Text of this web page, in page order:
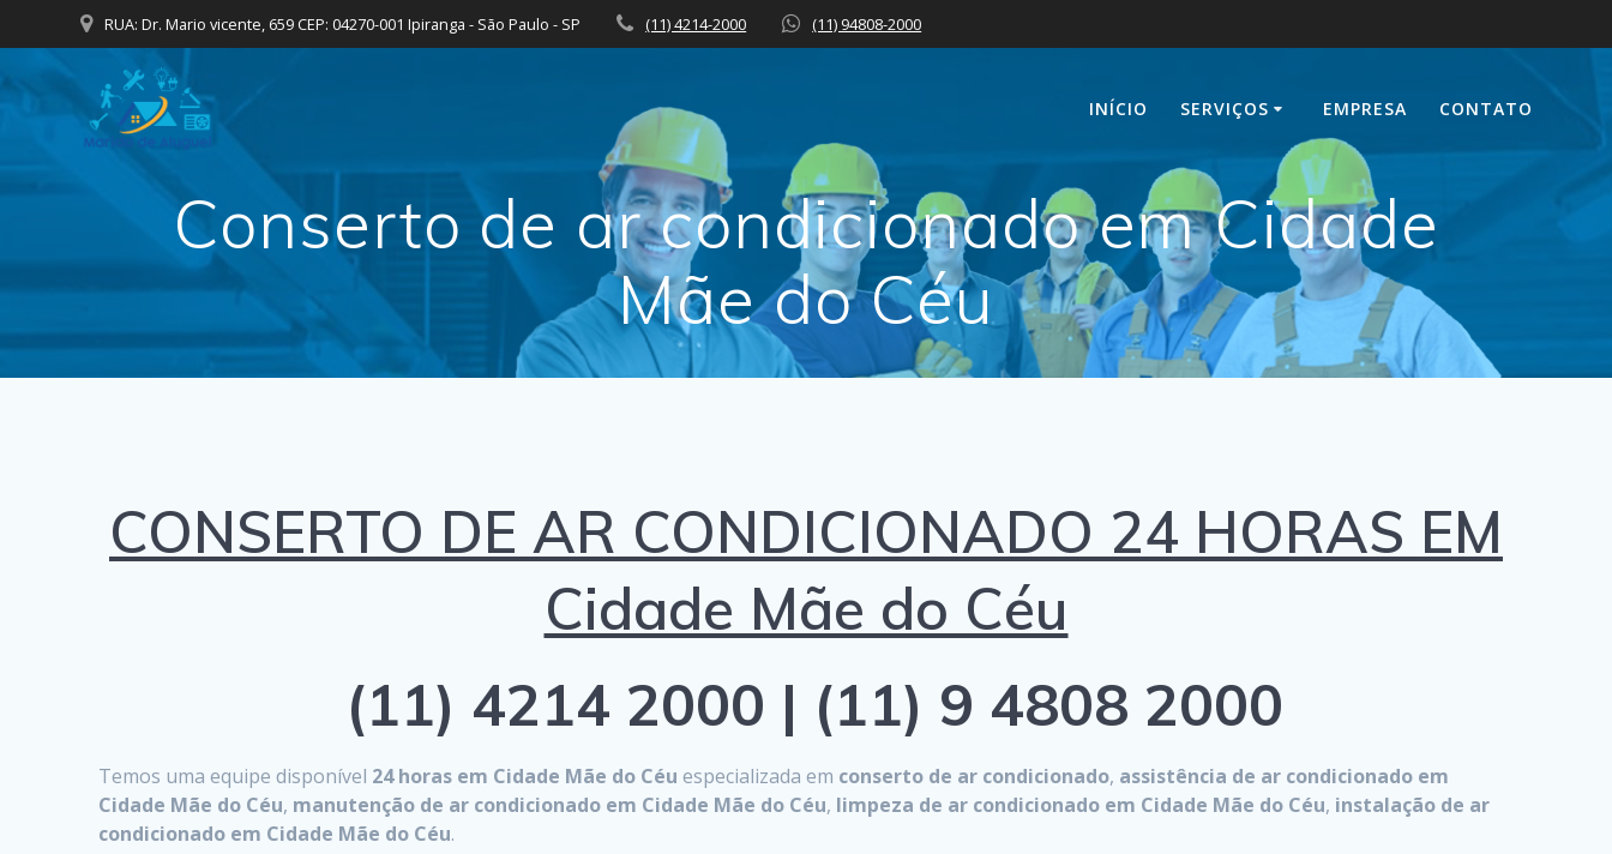
to
content
RUA: Dr. Mario vicente, 659 CEP: 04270-001 Ipiranga - São Paulo - SP (11) 4214-2000 (11) 94808-2000
INÍCIO SERVIÇOS EMPRESA CONTATO
Conserto de ar condicionado em Cidade
Mãe do Céu
CONSERTO DE AR CONDICIONADO 24 HORAS EM
Cidade Mãe do Céu
(11) 4214 2000 | (11) 9 4808 2000
Temos uma equipe disponível 24 horas em Cidade Mãe do Céu especializada em conserto de ar condicionado, assistência de ar condicionado em
Cidade Mãe do Céu, manutenção de ar condicionado em Cidade Mãe do Céu, limpeza de ar condicionado em Cidade Mãe do Céu, instalação de ar
condicionado em Cidade Mãe do Céu.